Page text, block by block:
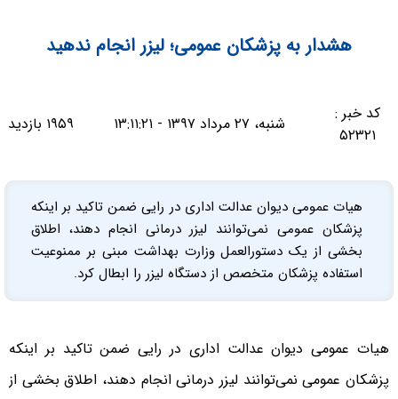
هشدار به پزشکان عمومی؛ لیزر انجام ندهید
کد خبر :
۵۲۳۲۱
شنبه، ۲۷ مرداد ۱۳۹۷ - ۱۳:۱۱:۲۱ ۱۹۵۹ بازدید
هیات عمومی دیوان عدالت اداری در رایی ضمن تاکید بر اینکه
پزشکان عمومی نمی‌توانند لیزر درمانی انجام دهند، اطلاق
بخشی از یک دستورالعمل وزارت بهداشت مبنی بر ممنوعیت
استفاده پزشکان متخصص از دستگاه لیزر را ابطال کرد.
هیات عمومی دیوان عدالت اداری در رایی ضمن تاکید بر اینکه
پزشکان عمومی نمی‌توانند لیزر درمانی انجام دهند، اطلاق بخشی از